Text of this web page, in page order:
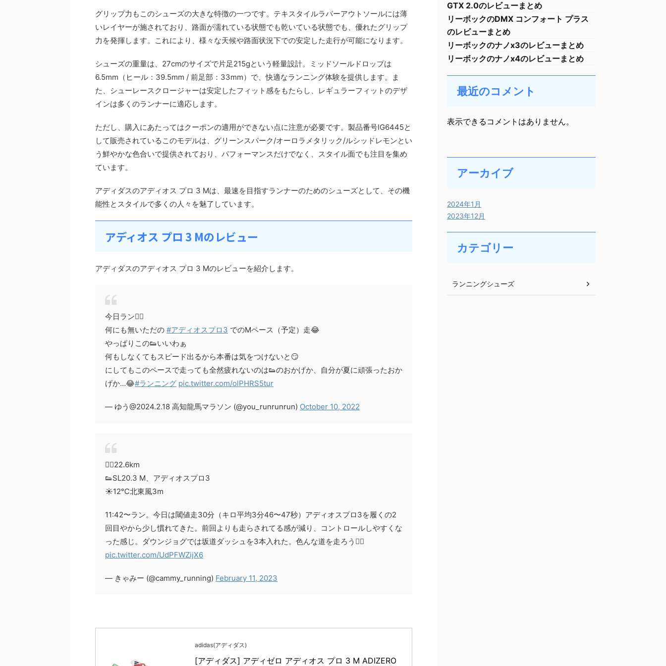
グリップ力もこのシューズの大きな特徴の一つです。テキスタイルラバーアウトソールには薄
いレイヤーが施されており、路面が濡れている状態でも乾いている状態でも、優れたグリップ
力を発揮します。これにより、様々な天候や路面状況下での安定した走行が可能になります。
シューズの重量は、27cmのサイズで片足215gという軽量設計。ミッドソールドロップは
6.5mm（ヒール：39.5mm / 前足部：33mm）で、快適なランニング体験を提供します。ま
た、シューレースクロージャーは安定したフィット感をもたらし、レギュラーフィットのデザ
インは多くのランナーに適応します。
ただし、購入にあたってはクーポンの適用ができない点に注意が必要です。製品番号IG6445と
して販売されているこのモデルは、グリーンスパーク/オーロラメタリック/ルシッドレモンとい
う鮮やかな色合いで提供されており、パフォーマンスだけでなく、スタイル面でも注目を集め
ています。
アディダスのアディオス プロ 3 Mは、最速を目指すランナーのためのシューズとして、その機
能性とスタイルで多くの人々を魅了しています。
アディオス プロ 3 Mのレビュー
アディダスのアディオス プロ 3 Mのレビューを紹介します。
今日ラン🏃‍♂️
何にも無いただの #アディオスプロ3 でのMペース（予定）走😂
やっぱりこの👟いいわぁ
何もしなくてもスピード出るから本番は気をつけないと😏
にしてもこのペースで走っても全然疲れないのは👟のおかげか、自分が夏に頑張ったおか
げか…😂#ランニング pic.twitter.com/olPHRS5tur
— ゆう@2024.2.18 高知龍馬マラソン (@you_runrunrun) October 10, 2022
🏃‍♂️22.6km
👟SL20.3 M、アディオスプロ3
☀️12℃北東風3m
11:42〜ラン。今日は閾値走30分（キロ平均3分46〜47秒）アディオスプロ3を履くの2
回目やから少し慣れてきた。前回よりも走らされてる感が減り、コントロールしやすくな
った感じ。ダウンジョグでは坂道ダッシュを3本入れた。色んな道を走ろう🏃‍♂️
pic.twitter.com/UdPFWZijX6
— きゃみー (@cammy_running) February 11, 2023
adidas(アディダス)
[アディダス] アディゼロ アディオス プロ 3 M ADIZERO
GTX 2.0のレビューまとめ
リーボックのDMX コンフォート プラス
のレビューまとめ
リーボックのナノx3のレビューまとめ
リーボックのナノx4のレビューまとめ
最近のコメント
表示できるコメントはありません。
アーカイブ
2024年1月
2023年12月
カテゴリー
ランニングシューズ